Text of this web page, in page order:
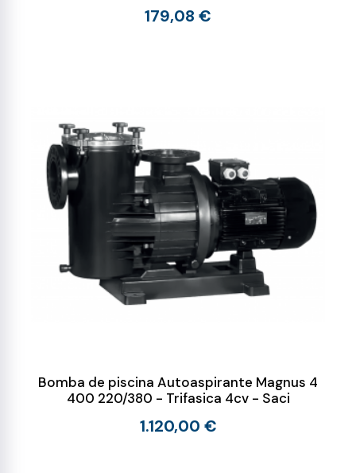
179,08 €
Bomba de piscina Autoaspirante Magnus 4
400 220/380 - Trifasica 4cv - Saci
1.120,00 €